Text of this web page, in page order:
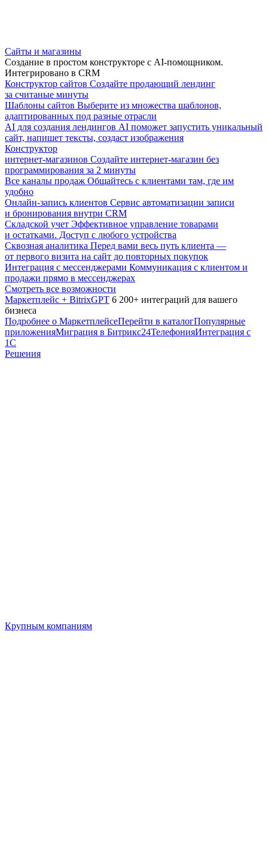
Сайты и магазины
Создание в простом конструкторе с AI-помощником.
Интегрировано в CRM
Конструктор сайтов Создайте продающий лендинг
за считаные минуты
Шаблоны сайтов Выберите из множества шаблонов,
адаптированных под разные отрасли
AI для создания лендингов AI поможет запустить уникальный
сайт, напишет тексты, создаст изображения
Конструктор
интернет-магазинов Создайте интернет-магазин без
программирования за 2 минуты
Все каналы продаж Общайтесь с клиентами там, где им
удобно
Онлайн-запись клиентов Сервис автоматизации записи
и бронирования внутри CRM
Складской учет Эффективное управление товарами
и остатками. Доступ с любого устройства
Сквозная аналитика Перед вами весь путь клиента —
от первого визита на сайт до повторных покупок
Интеграция с мессенджерами Коммуникация с клиентом и
продажи прямо в мессенджерах
Смотреть все возможности
Маркетплейс + BitrixGPT 6 200+ интеграций для вашего
бизнеса
Подробнее о МаркетплейсеПерейти в каталогПопулярные
приложенияМиграция в Битрикс24ТелефонияИнтеграция с
1С
Решения
Крупным компаниям